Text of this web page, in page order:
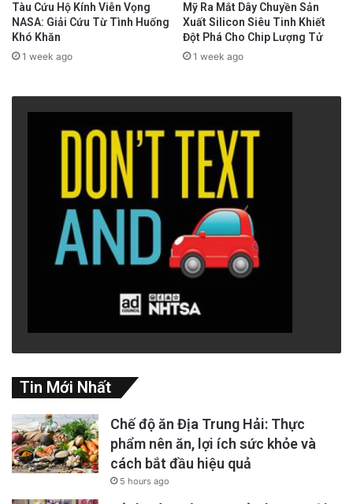
Tàu Cứu Hộ Kính Viễn Vọng
NASA: Giải Cứu Từ Tình Huống
Khó Khăn
1 week ago
Mỹ Ra Mắt Dây Chuyền Sản
Xuất Silicon Siêu Tinh Khiết
Đột Phá Cho Chip Lượng Tử
1 week ago
Tin Mới Nhất
Chế độ ăn Địa Trung Hải: Thực
phẩm nên ăn, lợi ích sức khỏe và
cách bắt đầu hiệu quả
5 hours ago